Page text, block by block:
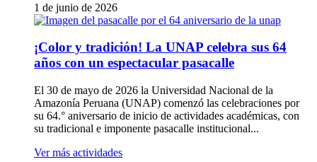
1 de junio de 2026
¡Color y tradición! La UNAP celebra sus 64
años con un espectacular pasacalle
El 30 de mayo de 2026 la Universidad Nacional de la
Amazonía Peruana (UNAP) comenzó las celebraciones por
su 64.° aniversario de inicio de actividades académicas, con
su tradicional e imponente pasacalle institucional...
Ver más actividades